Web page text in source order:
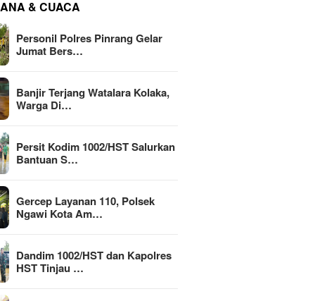
& CUACA
Personil Polres Pinrang Gelar
Jumat Bers…
Banjir Terjang Watalara Kolaka,
Warga Di…
Persit Kodim 1002/HST Salurkan
Bantuan S…
Gercep Layanan 110, Polsek
Ngawi Kota Am…
Dandim 1002/HST dan Kapolres
HST Tinjau …